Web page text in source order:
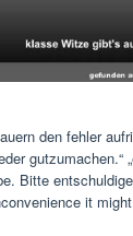
den fehler
gutzumachen.“
Bitte
it